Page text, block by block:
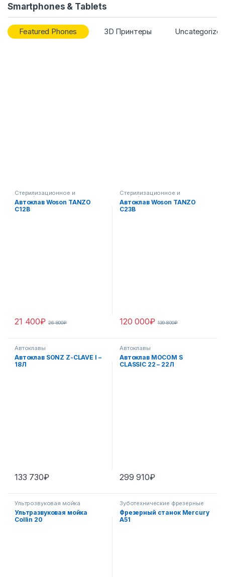
Smartphones & Tablets
Featured Phones 3D Принтеры Uncategorized
Стерилизационное и
дезинфекционное
оборудование
Автоклав Woson TANZO
C12B
21 400₽ 26 800₽
Стерилизационное и
дезинфекционное
оборудование
Автоклав Woson TANZO
C23B
120 000₽ 139 800₽
Автоклавы
Автоклав SONZ Z-CLAVE I –
18Л
133 730₽
Автоклавы
Автоклав MOCOM S
CLASSIC 22 – 22Л
299 910₽
Ультрозвуковая мойка
Ультразвуковая мойка
Collin 20
Зуботехнические фрезерные
станки
Фрезерный станок Mercury
A51